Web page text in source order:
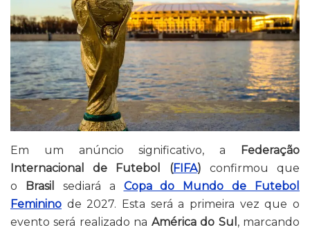
Em um anúncio significativo, a
Federação
Internacional de Futebol (FIFA) confirmou que
o
Brasil sediará a Copa do Mundo de Futebol
Feminino de 2027. Esta será a primeira vez que o
evento será realizado na América do Sul , marcando